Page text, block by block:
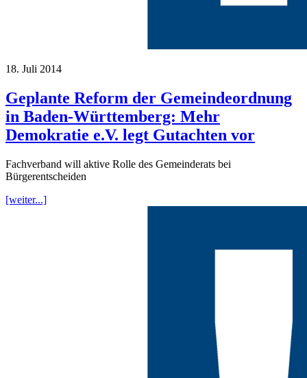
18. Juli 2014
Geplante Reform der Gemeindeordnung
in Baden-Württemberg: Mehr
Demokratie e.V. legt Gutachten vor
Fachverband will aktive Rolle des Gemeinderats bei
Bürgerentscheiden
[weiter...]